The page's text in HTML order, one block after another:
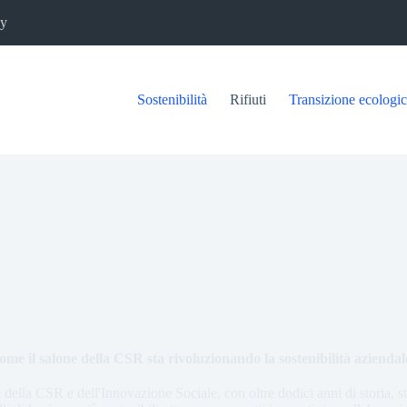
Sostenibilità Rifiuti Transizione